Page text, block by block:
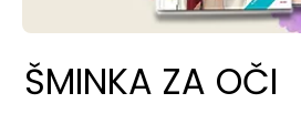
ŠMINKA ZA OČI